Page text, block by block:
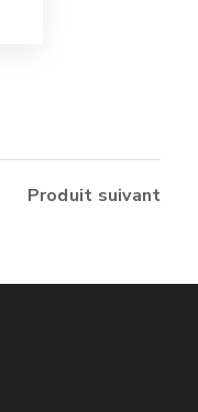
Produit suivant